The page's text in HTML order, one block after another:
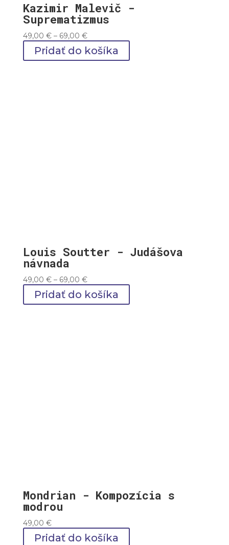
Kazimir Malevič -
Suprematizmus
49,00 € – 69,00 €Price
range:
49,00 €
Pridať do košíka
Louis Soutter - Judášova
návnada
49,00 € – 69,00 €Price
range:
49,00 €
Pridať do košíka
Mondrian - Kompozícia s
modrou
49,00 €
Pridať do košíka